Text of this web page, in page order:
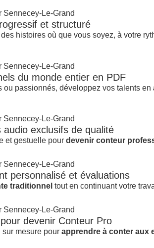
et structuré
histoires où que vous soyez, à votre
du monde entier en PDF
ou passionnés, développez vos talents en
exclusifs de qualité
et gestuelle pour devenir conteur
personnalisé et évaluations
traditionnel tout en continuant votre
devenir Conteur Pro
sur mesure pour apprendre à conter aux